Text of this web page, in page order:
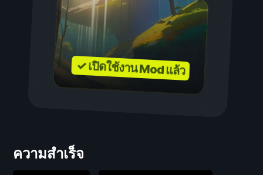
✓ เปิดใช้งาน Mod แล้ว
ความสำเร็จ